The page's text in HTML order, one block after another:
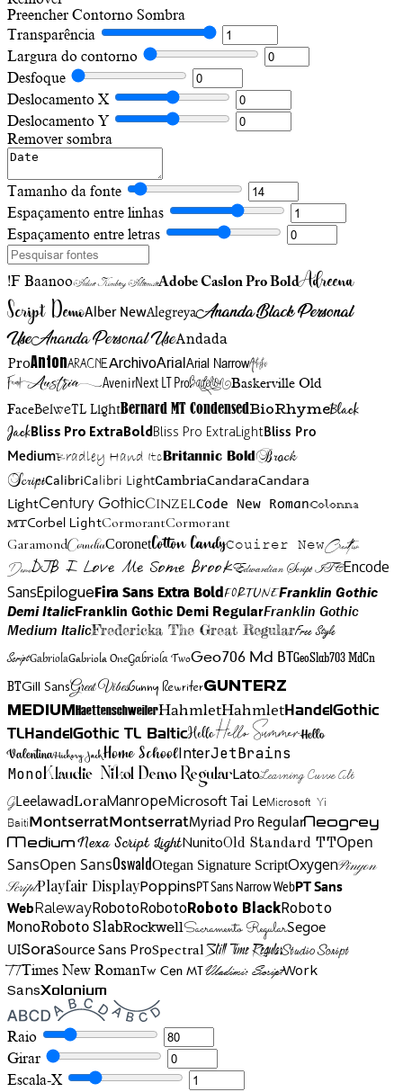
Preencher Contorno Sombra
Transparência
Largura do contorno
Desfoque
Deslocamento X
Deslocamento Y
Remover sombra
Tamanho da fonte
Espaçamento entre linhas
Espaçamento entre letras
!F BaanooAdine Kirnberg AlternateAdobe Caslon Pro BoldAdreena
Script DemoAlber NewAlegreyaAnanda Black Personal
UseAnanda Personal UseAndada
ProAntonAracneArchivoArialArial NarrowArtistic
FriendAustriaAvenirNext LT ProBadelionBaskerville Old
FaceBelweTL LightBernard MT CondensedBioRhymeBlack
JackBliss Pro ExtraBoldBliss Pro ExtraLightBliss Pro
MediumBradley Hand Itc Britannic Bold Brock
ScriptCalibriCalibri LightCambriaCandaraCandara
LightCentury GothicCinzelCode New RomanColonna
MTCorbel LightCormorantCormorant
GaramondCorneliaCoronetCotton CandyCouirer NewCreattion
DemoDJB I Love Me Some BrookEdwardian Script ITCEncode
SansEpilogueFira Sans Extra BoldFortuneFranklin Gothic
Demi ItalicFranklin Gothic Demi RegularFranklin Gothic
Medium ItalicFredericka The Great RegularFree Style
ScriptGabriolaGabriola OneGabriola TwoGeo706 Md BTGeoSlab703 MdCn
BTGill SansGreat VibesGunny RewriterGunterz
Medium HaettenschweilerHahmletHahmletHandelGothic
TLHandelGothic TL BalticHelloHello SummerHello
ValentinaHickory JackHome SchoolInterJetBrains
MonoKlaudie Nikol Demo RegularLatoLearning Curve Alt
GLeelawadLoraManropeMicrosoft Tai LeMicrosoft Yi
BaitiMontserratMontserratMyriad Pro RegularNeogrey
MediumNexa Script LightNunitoOld Standard TTOpen
SansOpen SansOswaldOtegan Signature ScriptOxygenPinyon
ScriptPlayfair DisplayPoppinsPT Sans Narrow WebPT Sans
WebRalewayRobotoRobotoRoboto BlackRoboto
MonoRoboto SlabRockwellSacramento RegularSegoe
UISoraSource Sans ProSpectralStill Time RegularStudio Script
TTTimes New RomanTw Cen MTVladimir ScriptWork
SansXolonium
Raio
Girar
Escala-X